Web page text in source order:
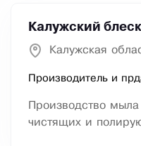
Калужский блеск
Калужская
Производитель и
Производство
чистящих и